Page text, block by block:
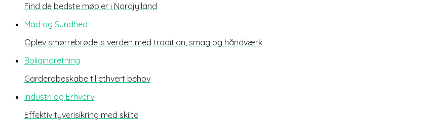
Find de bedste møbler i Nordjylland
Mad og Sundhed
Oplev smørrebrødets verden med tradition, smag og håndværk
Boligindretning
Garderobeskabe til ethvert behov
Industri og Erhverv
Effektiv tyverisikring med skilte